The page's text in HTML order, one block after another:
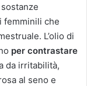
sostanze
femminili che
L’olio di
per contrastare
da irritabilità,
al seno e